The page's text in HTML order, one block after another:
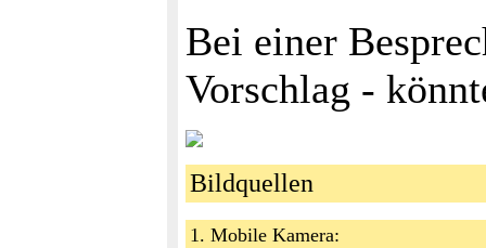
Bei einer
Vorschlag -
Bildquellen
1. Mobile Kamera: